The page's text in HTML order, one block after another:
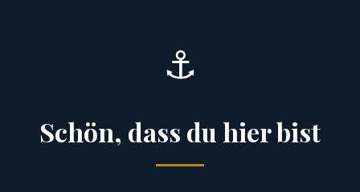
⚓
Schön, dass du hier bist